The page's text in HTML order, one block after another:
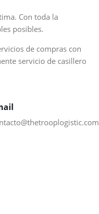
Con toda la
posibles.
de compras con
servicio de casillero